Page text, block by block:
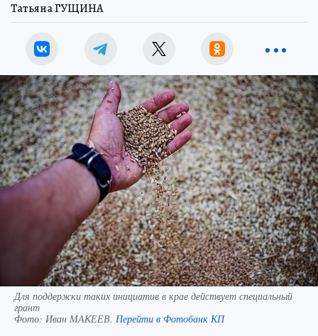
Татьяна ГУЩИНА
Для поддержки таких инициатив в крае действует специальный
грант
Фото: Иван МАКЕЕВ. Перейти в Фотобанк КП